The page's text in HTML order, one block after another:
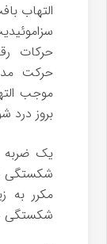
التهاب
حرکات
حرکت
موجب
بروز درد
یک ضربه
شکستگی
مکرر به
شکستگی